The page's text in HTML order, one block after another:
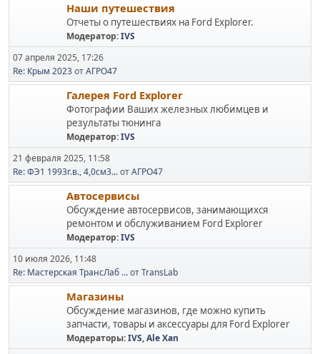
Наши путешествия
Отчеты о путешествиях на Ford Explorer.
Модератор:IVS
07 апреля 2025, 17:26
Re: Крым 2023отАГРО47
Галерея Ford Explorer
Фотографии Ваших железных любимцев и
результаты тюнинга
Модератор:IVS
21 февраля 2025, 11:58
Re: ФЭ1 1993г.в., 4,0см3...отАГРО47
Автосервисы
Обсуждение автосервисов, занимающихся
ремонтом и обслуживанием Ford Explorer
Модератор:IVS
10 июля 2026, 11:48
Re: Мастерская ТрансЛаб ...отTransLab
Магазины
Обсуждение магазинов, где можно купить
запчасти, товары и аксессуары для Ford Explorer
Модераторы:IVS,Ale Xan